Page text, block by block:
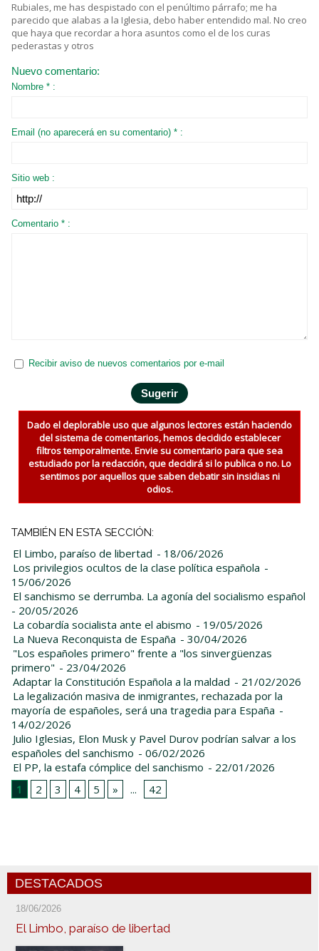
Rubiales, me has despistado con el penúltimo párrafo; me ha
parecido que alabas a la Iglesia, debo haber entendido mal. No creo
que haya que recordar a hora asuntos como el de los curas
pederastas y otros
Nuevo comentario:
Nombre * :
Email (no aparecerá en su comentario) * :
Sitio web :
Comentario * :
Recibir aviso de nuevos comentarios por e-mail
Dado el deplorable uso que algunos lectores están haciendo
del sistema de comentarios, hemos decidido establecer
filtros temporalmente. Envie su comentario para que sea
estudiado por la redacción, que decidirá si lo publica o no. Lo
sentimos por aquellos que saben debatir sin insidias ni
odios.
TAMBIÉN EN ESTA SECCIÓN:
El Limbo, paraíso de libertad - 18/06/2026
Los privilegios ocultos de la clase política española -
15/06/2026
El sanchismo se derrumba. La agonía del socialismo español
- 20/05/2026
La cobardía socialista ante el abismo - 19/05/2026
La Nueva Reconquista de España - 30/04/2026
"Los españoles primero" frente a "los sinvergüenzas
primero" - 23/04/2026
Adaptar la Constitución Española a la maldad - 21/02/2026
La legalización masiva de inmigrantes, rechazada por la
mayoría de españoles, será una tragedia para España -
14/02/2026
Julio Iglesias, Elon Musk y Pavel Durov podrían salvar a los
españoles del sanchismo - 06/02/2026
El PP, la estafa cómplice del sanchismo - 22/01/2026
1
2 3 4 5 » ... 42
DESTACADOS
18/06/2026
El Limbo, paraíso de libertad